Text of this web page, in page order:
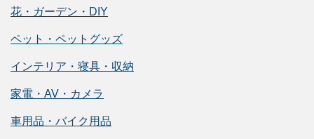
花・ガーデン・DIY
ペット・ペットグッズ
インテリア・寝具・収納
家電・AV・カメラ
車用品・バイク用品